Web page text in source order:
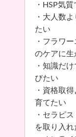
・HSP気
・大人数
たい
・フラワ
のケアに生
・知識だ
びたい
・資格取
育てたい
・セラピ
を取り入れ